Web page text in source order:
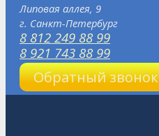
Липовая аллея, 9
г. Санкт-Петербург
8 812 249 88 99
8 921 743 88 99
Обратный звонок